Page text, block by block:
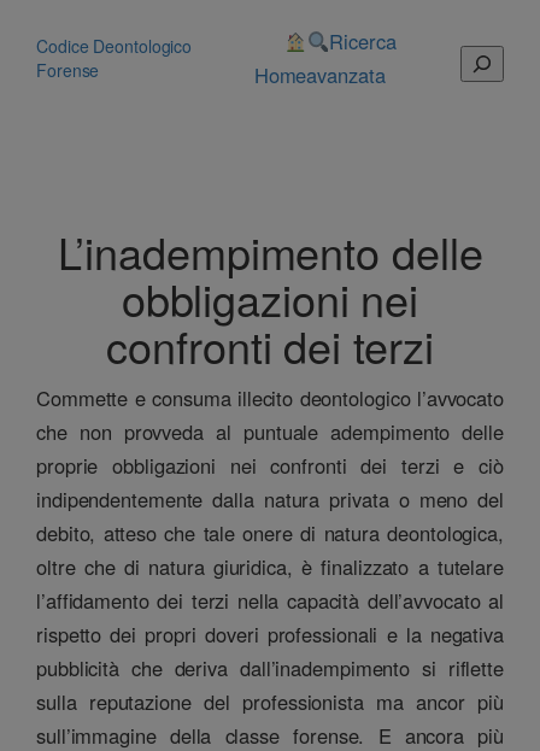
contenuto
Codice Deontologico
Forense
Home
Ricerca
avanzata
Cerca
L’inadempimento delle
obbligazioni nei
confronti dei terzi
Commette e consuma illecito deontologico l’avvocato
che non provveda al puntuale adempimento delle
proprie obbligazioni nei confronti dei terzi e ciò
indipendentemente dalla natura privata o meno del
debito, atteso che tale onere di natura deontologica,
oltre che di natura giuridica, è finalizzato a tutelare
l’affidamento dei terzi nella capacità dell’avvocato al
rispetto dei propri doveri professionali e la negativa
pubblicità che deriva dall’inadempimento si riflette
sulla reputazione del professionista ma ancor più
sull’immagine della classe forense. E ancora più